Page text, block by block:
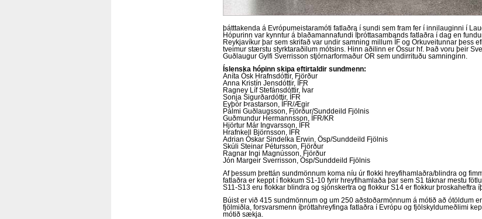
þátttakenda á Evrópumeistaramóti fatlaðra í sundi sem fram fer í innilauginni í
Hópurinn var kynntur á blaðamannafundi Íþróttasambands fatlaðra í dag en
Reykjavíkur þar sem skrifað var undir samning millum ÍF og Orkuveitunnar þess
tveimur stærstu styrktaraðilum mótsins. Hinn aðilinn er Össur hf. Það voru þeir
Guðlaugur Gylfi Sverrisson stjórnarformaður OR sem undirrituðu samninginn.
Íslenska hópinn skipa eftirtaldir sundmenn:
Aníta Ósk Hrafnsdóttir, Fjörður
Anna Kristín Jensdóttir, ÍFR
Ragney Líf Stefánsdóttir, Ívar
Sonja Sigurðardóttir, ÍFR
Eyþór Þrastarson, ÍFR/Ægir
Pálmi Guðlaugsson, Fjörður/Sunddeild Fjölnis
Guðmundur Hermannsson, ÍFR/KR
Hjörtur Már Ingvarsson, ÍFR
Hrafnkell Björnsson, ÍFR
Adrian Óskar Sindelka Erwin, Ösp/Sunddeild Fjölnis
Skúli Steinar Pétursson, Fjörður
Ragnar Ingi Magnússon, Fjörður
Jón Margeir Sverrisson, Ösp/Sunddeild Fjölnis
Af þessum þrettán sundmönnum koma níu úr flokki hreyfihamlaðra/blindra og
fatlaðra er keppt í flokkum S1-10 fyrir hreyfihamlaða þar sem S1 táknar mestu
S11-S13 eru flokkar blindra og sjónskertra og flokkur S14 er flokkur þroskaheftra
Búist er við 415 sundmönnum og um 250 aðstoðarmönnum á mótið að ótöldum
fjölmiðla, forsvarsmenn íþróttahreyfinga fatlaðra í Evrópu og fjölskyldumeðlimi
mótið sækja.